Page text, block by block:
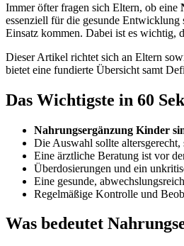
Immer öfter fragen sich Eltern, ob eine
essenziell für die gesunde
Einsatz kommen. Dabei ist es wichtig,
Dieser Artikel richtet sich an Eltern
bietet eine fundierte Übersicht samt
Das Wichtigste in 60
Nahrungsergänzung Kinder
Die Auswahl sollte
Eine ärztliche Beratung ist vor
Überdosierungen und ein
Eine gesunde,
Regelmäßige Kontrolle und
Was bedeutet